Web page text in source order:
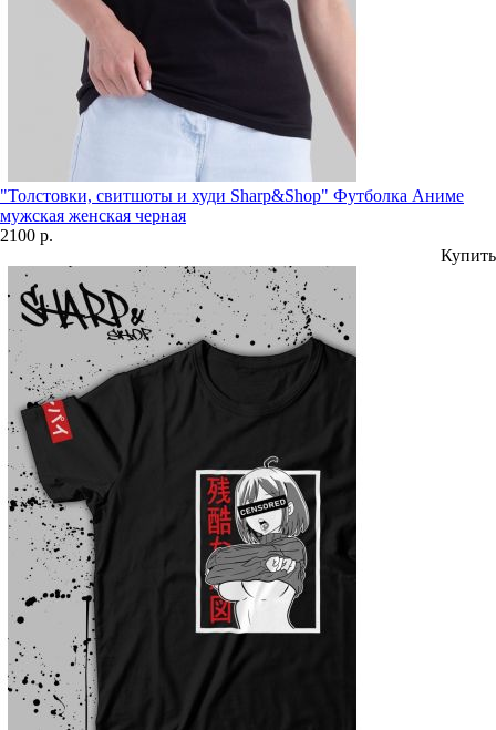
"Толстовки, свитшоты и худи Sharp&Shop" Футболка Аниме
мужская женская черная
2100 р.
Купить